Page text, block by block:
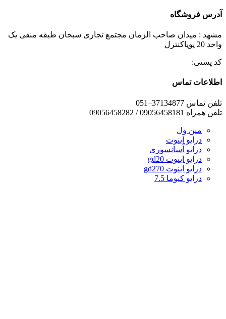
آدرس فروشگاه
مشهد : میدان صاحب الزمان مجتمع تجاری سبحان طبقه منفی یک
واحد 20 پویاکنترل
کد پستی:
اطلاعات تماس
تلفن تماس 37134877–051
تلفن همراه 09056458181 / 09056458282
مین ول
درایو اینوت
درایو آسانسوری
درایو اینوت gd20
درایو اینوت gd270
درایو کیوما 7.5